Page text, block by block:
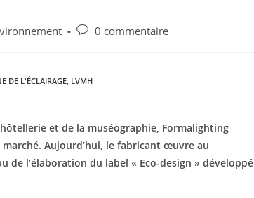
0 commentaire
DE L'ÉCLAIRAGE, LVMH
et de la muséographie, Formalighting
Aujourd’hui, le fabricant œuvre au
l’élaboration du label « Eco-design » développé